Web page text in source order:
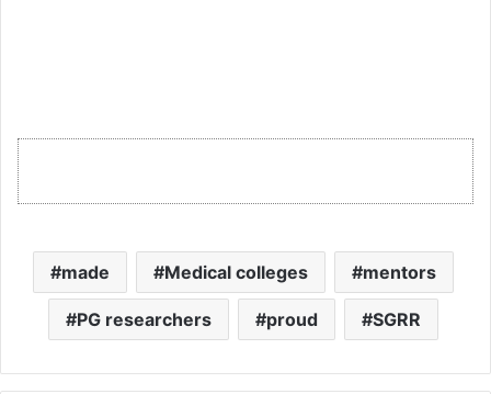
made Medical colleges mentors
PG researchers proud SGRR